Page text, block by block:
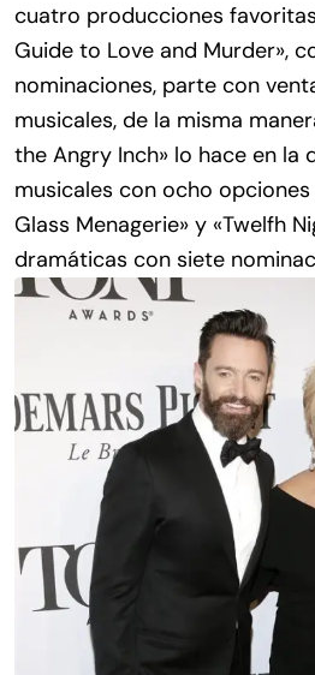
cuatro producciones
Guide to Love and Murder»,
nominaciones, parte con
musicales, de la misma
the Angry Inch» lo hace en la
musicales con ocho
Glass Menagerie» y «Twelfh
dramáticas con siete